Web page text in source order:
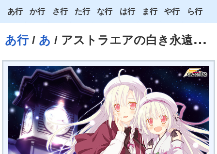
あ行/ あ / アストラエアの白き永遠（とわ）
あ行
い
う
え
お
か行
き
く
け
こ
さ行
し
す
せ
そ
た行
ち
つ
て
と
な行
に
ぬ
ね
の
は行
ひ
ふ
へ
ほ
ま行
み
む
め
も
や行
ゆ
よ
わ
ら行
り
る
れ
ろ